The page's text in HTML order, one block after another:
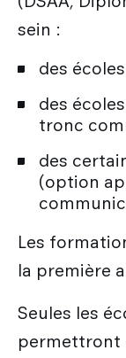
sein :
des
des
tronc
des
(option
Les
la première
Seules les
permettront